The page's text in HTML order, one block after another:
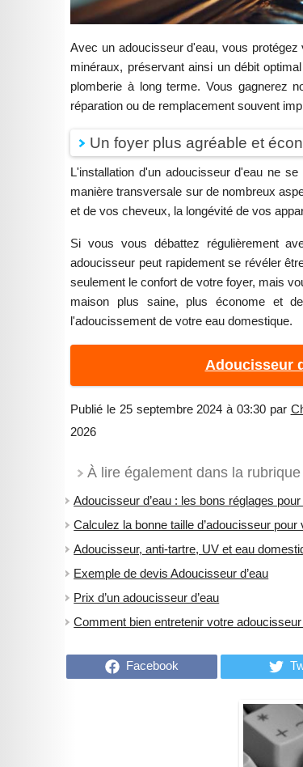
Avec un adoucisseur d'eau, vous protégez
minéraux, préservant ainsi un débit
plomberie à long terme. Vous gagnerez
réparation ou de remplacement souvent
Un foyer plus agréable et
L'installation d'un adoucisseur d'eau ne
manière transversale sur de nombreux
et de vos cheveux, la longévité de vos
Si vous vous débattez régulièrement
adoucisseur peut rapidement se révéler
seulement le confort de votre foyer, mais
maison plus saine, plus économe et
l'adoucissement de votre eau domestique.
Adoucisseur
Publié le 25 septembre 2024 à 03:30 par
2026
À lire également dans la
Adoucisseur d’eau : les bons réglages pour
Calculez la bonne taille d’adoucisseur pour
Adoucisseur, anti-tartre, UV et eau
Exemple de devis Adoucisseur d’eau
Prix d’un adoucisseur d’eau
Comment bien entretenir votre adoucisseur
Facebook